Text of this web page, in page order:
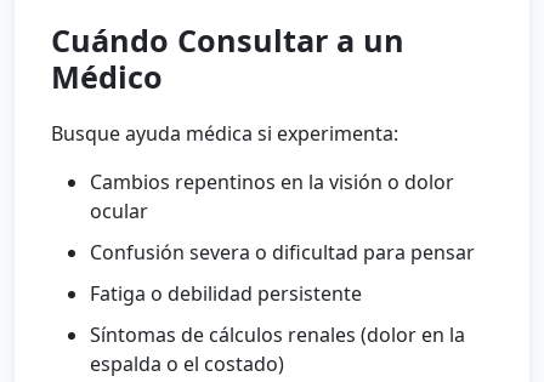
Cuándo Consultar a un
Médico
Busque ayuda médica si experimenta:
Cambios repentinos en la visión o dolor
ocular
Confusión severa o dificultad para pensar
Fatiga o debilidad persistente
Síntomas de cálculos renales (dolor en la
espalda o el costado)